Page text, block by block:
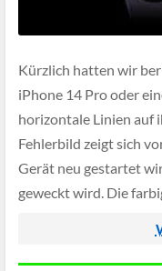
Kürzlich hatten wir
iPhone 14 Pro oder
horizontale Linien auf
Fehlerbild zeigt sich
Gerät neu gestartet
geweckt wird. Die